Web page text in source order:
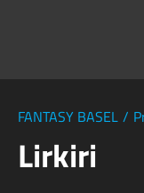
FANTASY BASEL /
Lirkiri